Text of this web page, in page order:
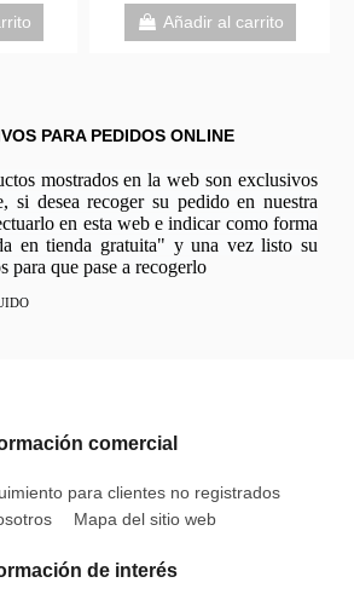
Añadir al carrito
PARA PEDIDOS ONLINE
mostrados en la web son exclusivos
si desea recoger su pedido en nuestra
en esta web e indicar como forma
en tienda gratuita" y una vez listo su
para que pase a recogerlo
comercial
para clientes no registrados
Mapa del sitio web
de interés